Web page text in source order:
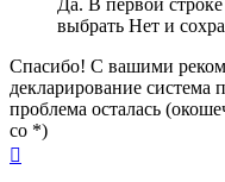
Да. В первой
выбрать Нет и
Спасибо! С вашими
декларирование система
проблема осталась
со *)